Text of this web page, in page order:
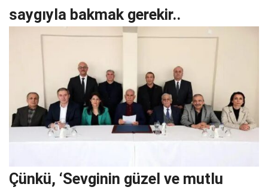
saygıyla bakmak gerekir..
Çünkü, ‘Sevginin güzel ve mutlu